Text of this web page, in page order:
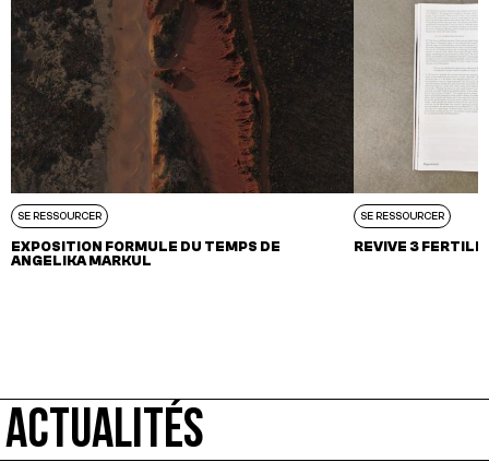
SE RESSOURCER
EXPOSITION FORMULE DU TEMPS DE
ANGELIKA MARKUL
SE RESSOURCER
REVIVE 3 FERTILE
ACTUALITÉS